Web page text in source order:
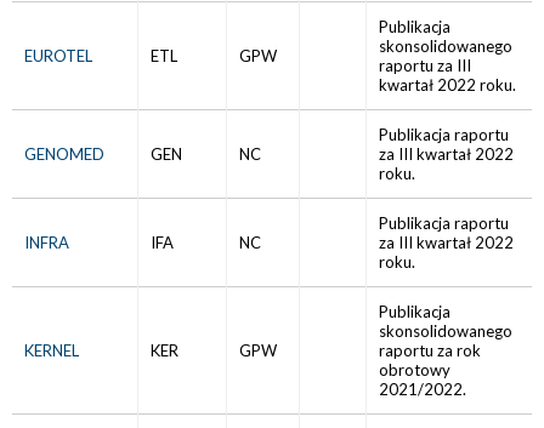
EUROTEL ETL GPW
Publikacja
skonsolidowanego
raportu za III
kwartał 2022 roku.
GENOMED GEN NC
Publikacja raportu
za III kwartał 2022
roku.
INFRA IFA NC
Publikacja raportu
za III kwartał 2022
roku.
KERNEL KER GPW
Publikacja
skonsolidowanego
raportu za rok
obrotowy
2021/2022.